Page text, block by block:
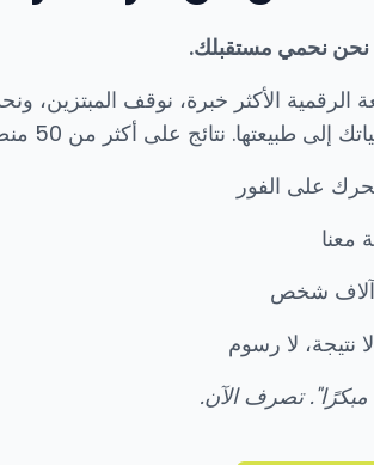
نحن نحمي مستقبلك.
الرقمية الأكثر خبرة، نوقف المبتزين،
نتائج على أكثر من 50 منصة خلال 24 ساعة.
على الفور
معنا
آلاف شخص
لا نتيجة، لا رسوم
تصرف الآن.